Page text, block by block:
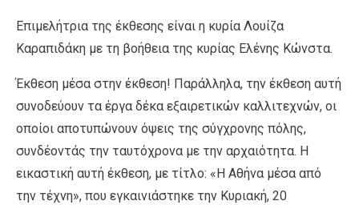
Επιμελήτρια της έκθεσης είναι η κυρία Λουίζα
Καραπιδάκη με τη βοήθεια της κυρίας Ελένης Κώνστα.
Έκθεση μέσα στην έκθεση! Παράλληλα, την έκθεση αυτή
συνοδεύουν τα έργα δέκα εξαιρετικών καλλιτεχνών, οι
οποίοι αποτυπώνουν όψεις της σύγχρονης πόλης,
συνδέοντάς την ταυτόχρονα με την αρχαιότητα. Η
εικαστική αυτή έκθεση, με τίτλο: «Η Αθήνα μέσα από
την τέχνη», που εγκαινιάστηκε την Κυριακή, 20